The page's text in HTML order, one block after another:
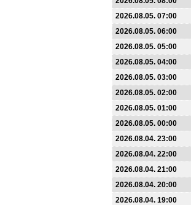
2026.08.05. 07:00
2026.08.05. 06:00
2026.08.05. 05:00
2026.08.05. 04:00
2026.08.05. 03:00
2026.08.05. 02:00
2026.08.05. 01:00
2026.08.05. 00:00
2026.08.04. 23:00
2026.08.04. 22:00
2026.08.04. 21:00
2026.08.04. 20:00
2026.08.04. 19:00